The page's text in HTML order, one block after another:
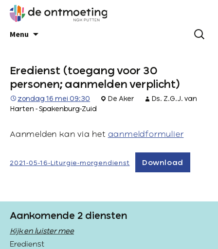
Menu
Eredienst (toegang voor 30
personen; aanmelden verplicht)
zondag 16 mei 09:30 De Aker
Ds. Z.G.J. van
Harten - Spakenburg-Zuid
Aanmelden kan via het aanmeldformulier
2021-05-16-Liturgie-morgendienst Download
Aankomende 2 diensten
Kijk en luister mee
Eredienst